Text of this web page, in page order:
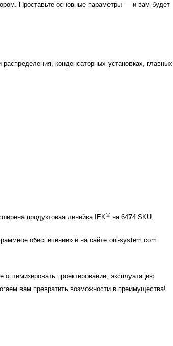
Проставьте основные параметры — и вам будет
конденсаторных установках, главных
продуктовая линейка IEK® на 6474 SKU.
обеспечение» и на сайте oni-system.com
проектирование, эксплуатацию
вам превратить возможности в преимущества!